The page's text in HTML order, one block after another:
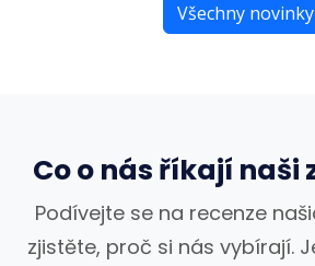
Všechny novinky
Co o nás říkají naši
Podívejte se na recenze
zjistěte, proč si nás vybírají.